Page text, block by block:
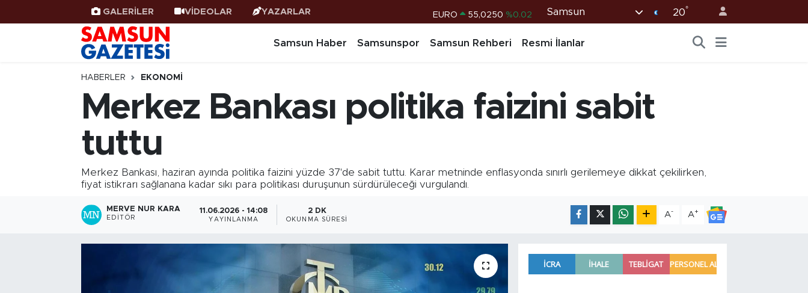
GALERİLER VİDEOLAR YAZARLAR EURO 55,0250 %0.02
BITCOIN 64.643,95 %0.16
DOLAR 47,6006 %0.06
Samsun 20°
Samsun Haber Samsunspor Samsun Rehberi Resmi İlanlar
HABERLER EKONOMI
Merkez Bankası politika faizini sabit
tuttu
Merkez Bankası, haziran ayında politika faizini yüzde 37'de sabit tuttu. Karar metninde enflasyonda sınırlı gerilemeye dikkat çekilirken,
fiyat istikrarı sağlanana kadar sıkı para politikası duruşunun sürdürüleceği vurgulandı.
MERVE NUR KARA
EDITÖR
11.06.2026 - 14:08
YAYINLANMA
2 DK
OKUNMA SÜRESI
A- A+
Samsun Haber
Samsunspor
Samsun Rehberi
Resmi İlanlar
Samsun Nöbetçi Eczaneler
Samsun Hava Durumu
SAMSUN Namaz Vakitleri
Samsun Trafik Yoğunluk Haritası
Süper Lig Puan Durumu ve Fikstür